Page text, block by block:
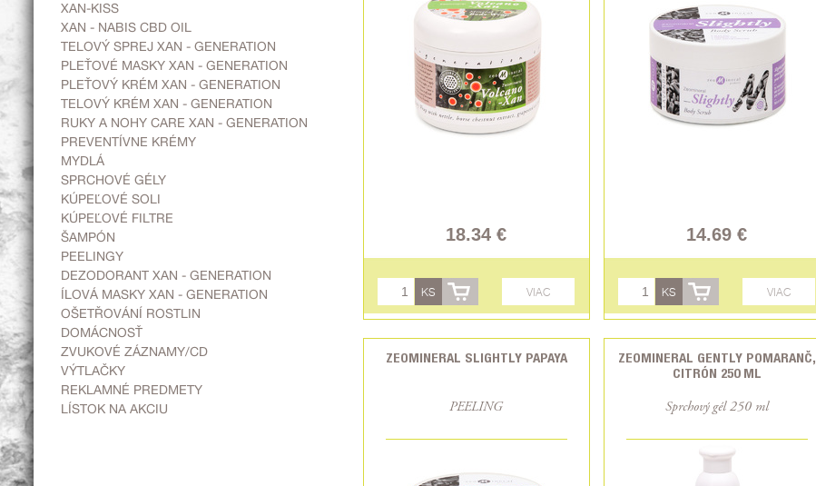
XAN-KISS
XAN - NABIS CBD OIL
TELOVÝ SPREJ XAN - GENERATION
PLEŤOVÉ MASKY XAN - GENERATION
PLEŤOVÝ KRÉM XAN - GENERATION
TELOVÝ KRÉM XAN - GENERATION
RUKY A NOHY CARE XAN - GENERATION
PREVENTÍVNE KRÉMY
MYDLÁ
SPRCHOVÉ GÉLY
KÚPEĽOVÉ SOLI
KÚPEĽOVÉ FILTRE
ŠAMPÓN
PEELINGY
DEZODORANT XAN - GENERATION
ÍLOVÁ MASKY XAN - GENERATION
OŠETŘOVÁNÍ ROSTLIN
DOMÁCNOSŤ
ZVUKOVÉ ZÁZNAMY/CD
VÝTLAČKY
REKLAMNÉ PREDMETY
LÍSTOK NA AKCIU
18.34 €
KS VIAC
14.69 €
KS VIAC
ZEOMINERAL SLIGHTLY PAPAYA
PEELING
ZEOMINERAL GENTLY POMARANČ,
CITRÓN 250 ML
Sprchový gél 250 ml